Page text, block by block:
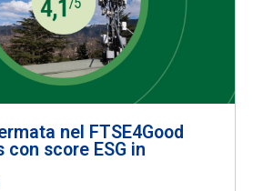
nel FTSE4Good
con score ESG in